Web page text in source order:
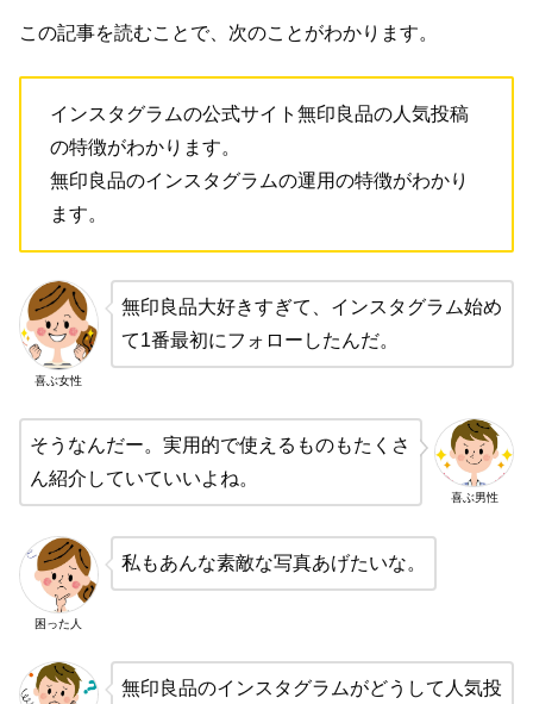
この記事を読むことで、次のことがわかります。
インスタグラムの公式サイト無印良品の人気投稿
の特徴がわかります。
無印良品のインスタグラムの運用の特徴がわかり
ます。
喜ぶ女性
無印良品大好きすぎて、インスタグラム始め
て1番最初にフォローしたんだ。
喜ぶ男性
そうなんだー。実用的で使えるものもたくさ
ん紹介していていいよね。
困った人
私もあんな素敵な写真あげたいな。
無印良品のインスタグラムがどうして人気投